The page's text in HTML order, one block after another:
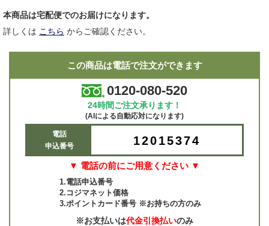
本商品は宅配便でのお届けになります。
詳しくは こちら からご確認ください。
この商品は電話で注文ができます
0120-080-520
24時間ご注文承ります！
(AIによる自動応対になります)
電話
申込番号
12015374
▼ 電話の前にご用意ください ▼
1.電話申込番号
2.コジマネット価格
3.ポイントカード番号 ※お持ちの方のみ
※お支払いは代金引換払いのみ